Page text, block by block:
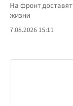
На фронт доставят
жизни
7.08.2026 15:11